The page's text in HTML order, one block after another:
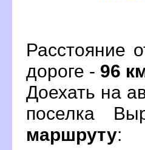
Расстояние
дороге - 96
Доехать на
поселка
маршруту: